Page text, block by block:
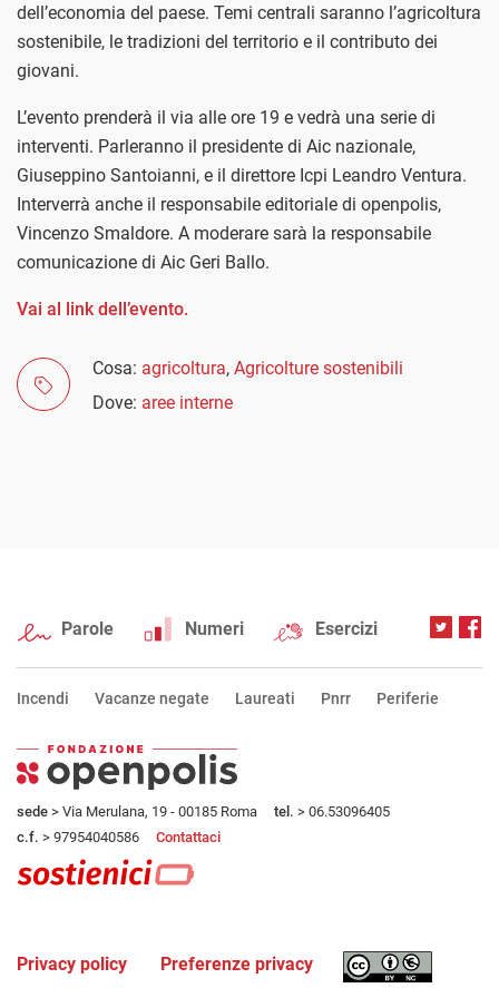
dell’economia del paese. Temi centrali saranno l’agricoltura
sostenibile, le tradizioni del territorio e il contributo dei
giovani.
L’evento prenderà il via alle ore 19 e vedrà una serie di
interventi. Parleranno il presidente di Aic nazionale,
Giuseppino Santoianni, e il direttore Icpi Leandro Ventura.
Interverrà anche il responsabile editoriale di openpolis,
Vincenzo Smaldore. A moderare sarà la responsabile
comunicazione di Aic Geri Ballo.
Vai al link dell’evento.
Cosa: agricoltura, Agricolture sostenibili
Dove: aree interne
Parole Numeri Esercizi
Incendi Vacanze negate Laureati Pnrr Periferie
sede > Via Merulana, 19 - 00185 Roma tel. > 06.53096405
c.f. > 97954040586 Contattaci
Privacy policy Preferenze privacy